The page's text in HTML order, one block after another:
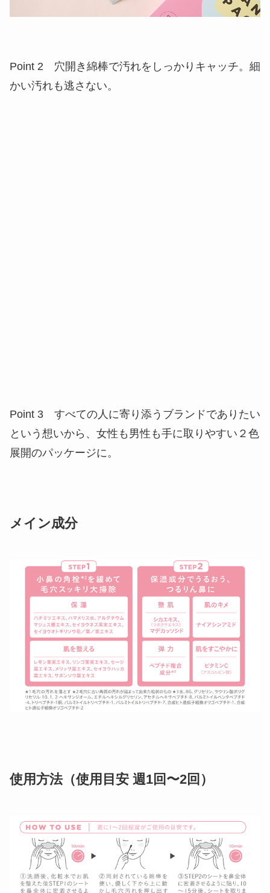
Point 2 穴開き綿棒で汚れをしっかりキャッチ。細
かい汚れも逃さない。
Point 3 すべての人に寄り添うブランドでありたい
という想いから、女性も男性も手に取りやすい２色
展開のパッケージに。
メイン成分
使用方法（使用目安 週1回〜2回）​